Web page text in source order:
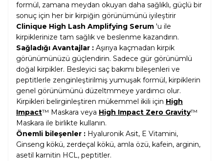
formül, zamana meydan okuyan daha sağlıklı, güçlü bir
sonuç için her bir kirpiğin görünümünü iyileştirir
Clinique High Lash Amplifying Serum 'u ile
kirpiklerinize tam sağlık ve beslenme kazandırın.
Sağladığı Avantajlar : Aşırıya kaçmadan kirpik
görünümünüzü güçlendirin. Sadece gür görünümlü
doğal kirpikler. Besleyici saç bakımı bileşenleri ve
peptitlerle zenginleştirilmiş yumuşak formül, kirpiklerin
genel görünümünü düzeltmmeye yardımcı olur.
Kirpikleri belirginleştiren mükemmel ikili için High
Impact™ Maskara veya High Impact Zero Gravity™
Maskara ile birlikte kullanın.
Önemli bileşenler : Hyaluronik Asit, E Vitamini,
Ginseng kökü, zerdeçal kökü, amla özü, kafein, arginin,
asetil karnitin HCL, peptitler.